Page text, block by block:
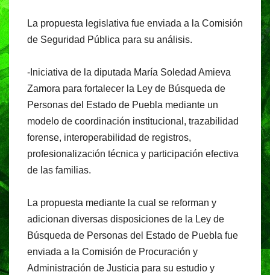
La propuesta legislativa fue enviada a la Comisión
de Seguridad Pública para su análisis.
-Iniciativa de la diputada María Soledad Amieva
Zamora para fortalecer la Ley de Búsqueda de
Personas del Estado de Puebla mediante un
modelo de coordinación institucional, trazabilidad
forense, interoperabilidad de registros,
profesionalización técnica y participación efectiva
de las familias.
La propuesta mediante la cual se reforman y
adicionan diversas disposiciones de la Ley de
Búsqueda de Personas del Estado de Puebla fue
enviada a la Comisión de Procuración y
Administración de Justicia para su estudio y